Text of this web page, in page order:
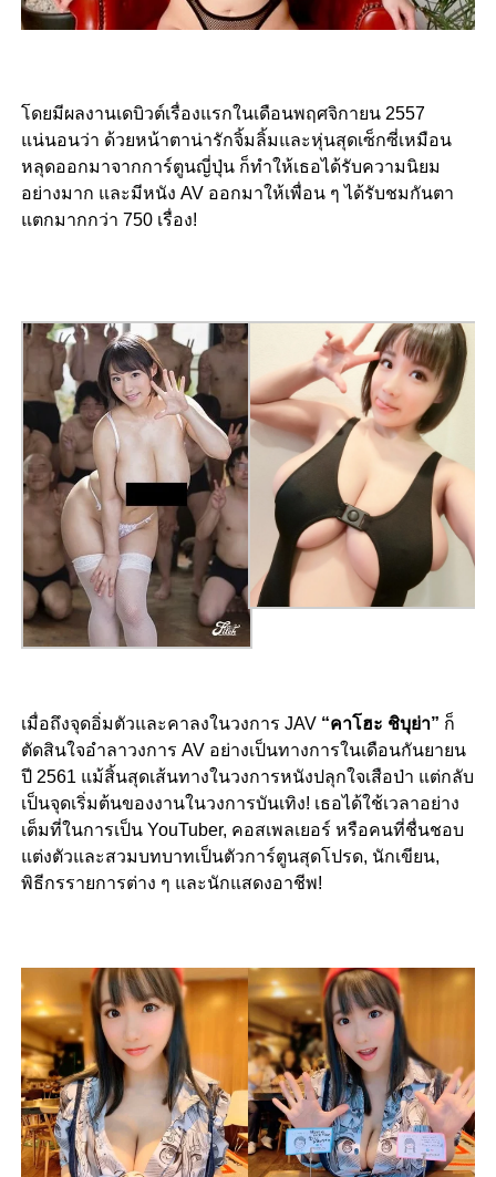
โดยมีผลงานเดบิวต์เรื่องแรกในเดือนพฤศจิกายน 2557
แน่นอนว่า ด้วยหน้าตาน่ารักจิ้มลิ้มและหุ่นสุดเซ็กซี่เหมือน
หลุดออกมาจากการ์ตูนญี่ปุ่น ก็ทำให้เธอได้รับความนิยม
อย่างมาก และมีหนัง AV ออกมาให้เพื่อน ๆ ได้รับชมกันตา
แตกมากกว่า 750 เรื่อง!
เมื่อถึงจุดอิ่มตัวและคาลงในวงการ JAV “คาโฮะ ชิบุย่า” ก็
ตัดสินใจอำลาวงการ AV อย่างเป็นทางการในเดือนกันยายน
ปี 2561 แม้สิ้นสุดเส้นทางในวงการหนังปลุกใจเสือป่า แต่กลับ
เป็นจุดเริ่มต้นของงานในวงการบันเทิง! เธอได้ใช้เวลาอย่าง
เต็มที่ในการเป็น YouTuber, คอสเพลเยอร์ หรือคนที่ชื่นชอบ
แต่งตัวและสวมบทบาทเป็นตัวการ์ตูนสุดโปรด, นักเขียน,
พิธีกรรายการต่าง ๆ และนักแสดงอาชีพ!